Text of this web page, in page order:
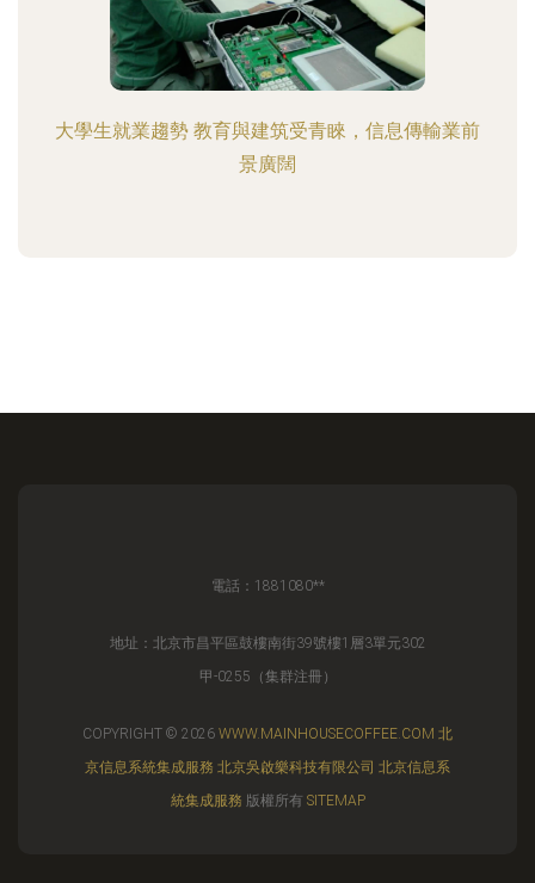
大學生就業趨勢 教育與建筑受青睞，信息傳輸業前
景廣闊
電話：1881080**
地址：北京市昌平區鼓樓南街39號樓1層3單元302
甲-0255（集群注冊）
COPYRIGHT © 2026 WWW.MAINHOUSECOFFEE.COM 北
京信息系統集成服務 北京吳啟樂科技有限公司 北京信息系
統集成服務 版權所有 SITEMAP